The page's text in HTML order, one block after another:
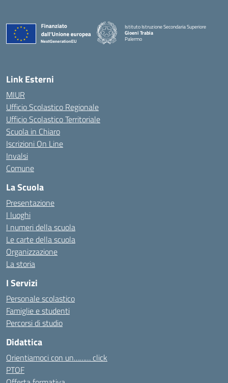
Istituto Istruzione Secondaria Superiore
Gioeni Trabia
Palermo
Link Esterni
MIUR
Ufficio Scolastico Regionale
Ufficio Scolastico Territoriale
Scuola in Chiaro
Iscrizioni On Line
Invalsi
Comune
La Scuola
Presentazione
I luoghi
I numeri della scuola
Le carte della scuola
Organizzazione
La storia
I Servizi
Personale scolastico
Famiglie e studenti
Percorsi di studio
Didattica
Orientiamoci con un……… click
PTOF